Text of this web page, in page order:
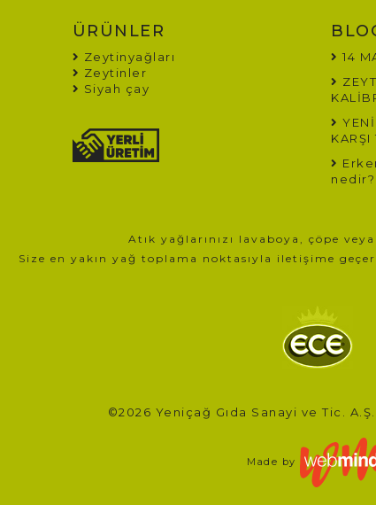
ÜRÜNLER
Zeytinyağları
Zeytinler
Siyah çay
14
KARŞI
nedir?
Atık yağlarınızı lavaboya, çöpe
Size en yakın yağ toplama noktasıyla iletişime
©2026 Yeniçağ Gıda Sanayi ve Tic. A.Ş.
Made by